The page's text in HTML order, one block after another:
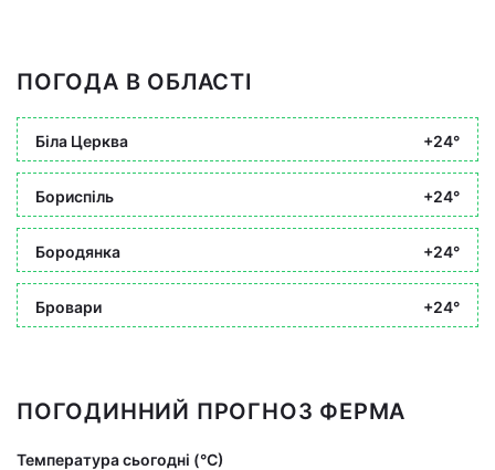
ПОГОДА В ОБЛАСТІ
Біла Церква +24°
Бориспіль +24°
Бородянка +24°
Бровари +24°
ПОГОДИННИЙ ПРОГНОЗ ФЕРМА
Температура сьогодні (°С)